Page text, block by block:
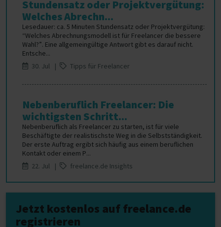
Stundensatz oder Projektvergütung:
Welches Abrechn...
Lesedauer: ca. 5 Minuten Stundensatz oder Projektvergütung:
“Welches Abrechnungsmodell ist für Freelancer die bessere
Wahl?”. Eine allgemeingültige Antwort gibt es darauf nicht.
Entsche...
30. Jul |
Tipps für Freelancer
Nebenberuflich Freelancer: Die
wichtigsten Schritt...
Nebenberuflich als Freelancer zu starten, ist für viele
Beschäftigte der realistischste Weg in die Selbstständigkeit.
Der erste Auftrag ergibt sich häufig aus einem beruflichen
Kontakt oder einem P...
22. Jul |
freelance.de Insights
Jetzt kostenlos auf freelance.de
registrieren